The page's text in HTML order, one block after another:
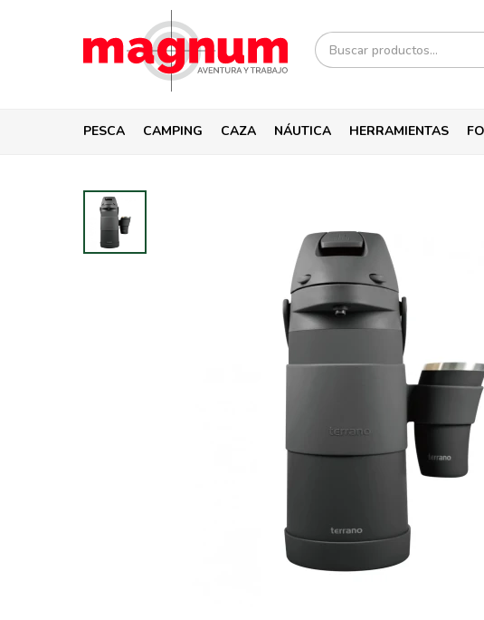
PESCA CAMPING CAZA NÁUTICA HERRAMIENTAS